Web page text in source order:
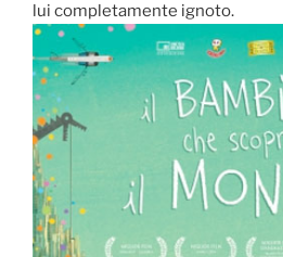
lui completamente ignoto.